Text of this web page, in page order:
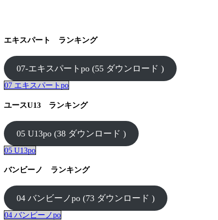
エキスパート ランキング
07-エキスパートpo (55 ダウンロード )
07 エキスパートpo
ユースU13 ランキング
05 U13po (38 ダウンロード )
05 U13po
バンビーノ ランキング
04 バンビーノpo (73 ダウンロード )
04 バンビーノpo